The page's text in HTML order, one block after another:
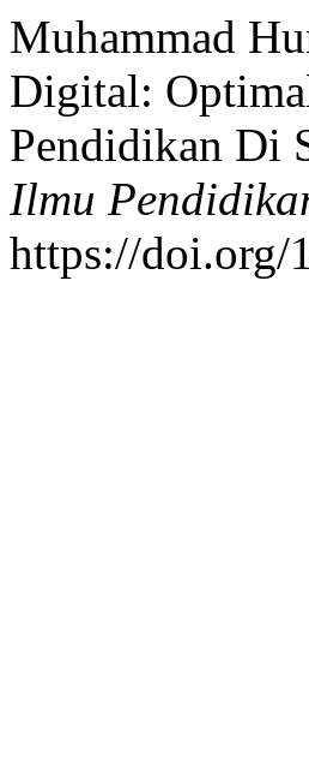
Muhammad
Digital:
Pendidikan Di
Ilmu
https://doi.org/